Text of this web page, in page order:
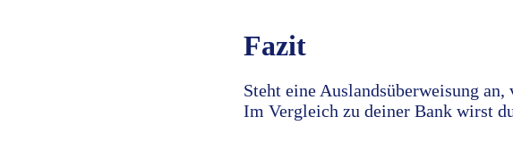
Fazit
Steht eine Auslandsüberweisung
Im Vergleich zu deiner Bank wirst